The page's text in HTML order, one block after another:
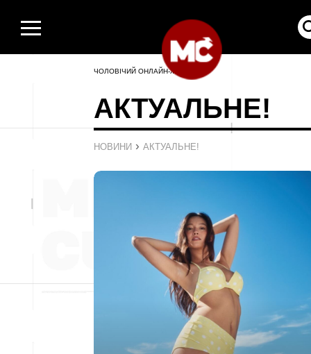
ЧОЛОВІЧИЙ ОНЛАЙН-ЖУРНАЛ
АКТУАЛЬНЕ!
НОВИНИ › АКТУАЛЬНЕ!